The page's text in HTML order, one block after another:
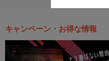
キャンペーン・お得な情報